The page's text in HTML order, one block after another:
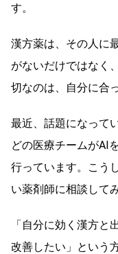
す。
漢方薬は、その人に
がないだけではなく
切なのは、自分に合
最近、話題になって
どの医療チームがAI
行っています。こう
い薬剤師に相談して
「自分に効く漢方と
改善したい」という